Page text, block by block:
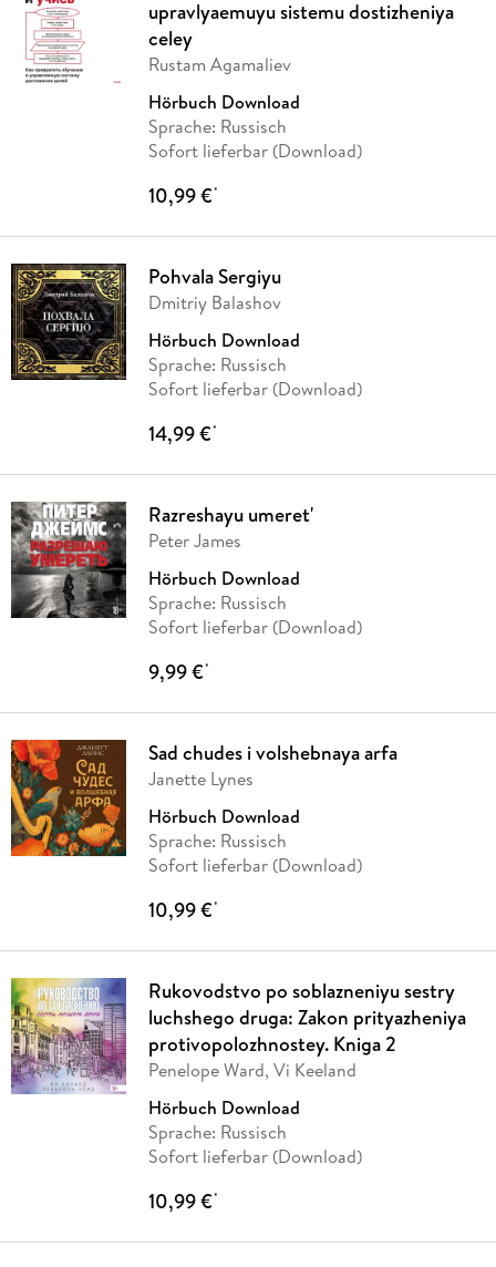
upravlyaemuyu sistemu dostizheniya
celey
Rustam Agamaliev
Hörbuch Download
Sprache: Russisch
Sofort lieferbar (Download)
10,99 €*
Pohvala Sergiyu
Dmitriy Balashov
Hörbuch Download
Sprache: Russisch
Sofort lieferbar (Download)
14,99 €*
Razreshayu umeret'
Peter James
Hörbuch Download
Sprache: Russisch
Sofort lieferbar (Download)
9,99 €*
Sad chudes i volshebnaya arfa
Janette Lynes
Hörbuch Download
Sprache: Russisch
Sofort lieferbar (Download)
10,99 €*
Rukovodstvo po soblazneniyu sestry
luchshego druga: Zakon prityazheniya
protivopolozhnostey. Kniga 2
Penelope Ward, Vi Keeland
Hörbuch Download
Sprache: Russisch
Sofort lieferbar (Download)
10,99 €*